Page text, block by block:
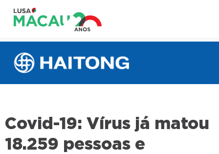
Covid-19: Vírus já matou
18.259 pessoas e